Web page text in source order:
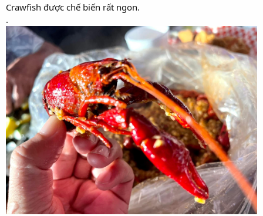
Crawfish được chế biến rất ngon.
.